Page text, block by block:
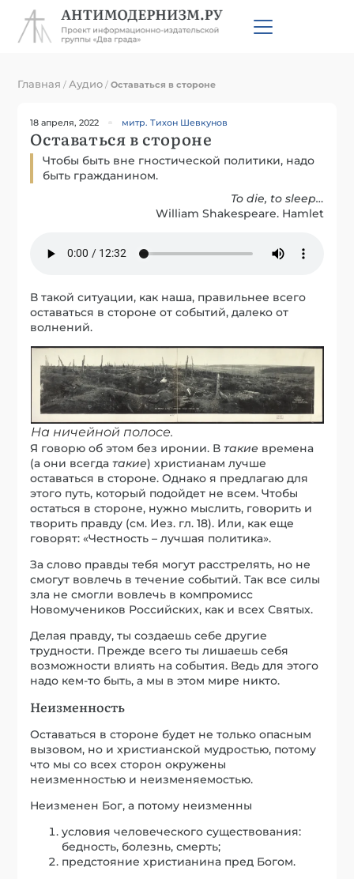
Главная / Аудио /Оставаться в стороне
18 апреля, 2022 митр. Тихон Шевкунов
Оставаться в стороне
Чтобы быть вне гностической политики, надо
быть гражданином.
To die, to sleep…
William Shakespeare. Hamlet
В такой ситуации, как наша, правильнее всего
оставаться в стороне от событий, далеко от
волнений.
На ничейной полосе.
Я говорю об этом без иронии. Втакие времена
(а они всегдатакие) христианам лучше
оставаться в стороне. Однако я предлагаю для
этого путь, который подойдет не всем. Чтобы
остаться в стороне, нужно мыслить, говорить и
творить правду (см. Иез. гл. 18). Или, как еще
говорят: «Честность – лучшая политика».
За слово правды тебя могут расстрелять, но не
смогут вовлечь в течение событий. Так все силы
зла не смогли вовлечь в компромисс
Новомучеников Российских, как и всех Святых.
Делая правду, ты создаешь себе другие
трудности. Прежде всего ты лишаешь себя
возможности влиять на события. Ведь для этого
надо кем-то быть, а мы в этом мире никто.
Неизменность
Оставаться в стороне будет не только опасным
вызовом, но и христианской мудростью, потому
что мы со всех сторон окружены
неизменностью и неизменяемостью.
Неизменен Бог, а потому неизменны
условия человеческого существования:
бедность, болезнь, смерть;
предстояние христианина пред Богом.